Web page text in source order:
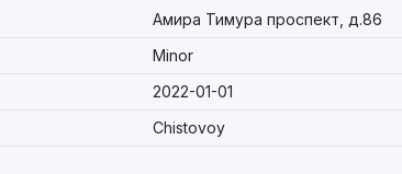
Амира Тимура проспект, д.86
Minor
2022-01-01
Chistovoy